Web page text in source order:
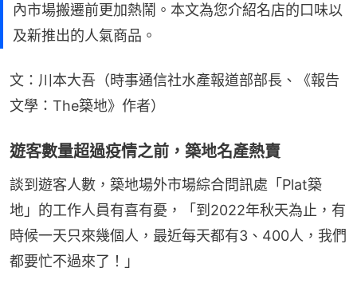
內市場搬遷前更加熱鬧。本文為您介紹名店的口味以
及新推出的人氣商品。
文：川本大吾（時事通信社水產報道部部長、《報告
文學：The築地》作者）
遊客數量超過疫情之前，築地名產熱賣
談到遊客人數，築地場外市場綜合問訊處「Plat築
地」的工作人員有喜有憂，「到2022年秋天為止，有
時候一天只來幾個人，最近每天都有3、400人，我們
都要忙不過來了！」